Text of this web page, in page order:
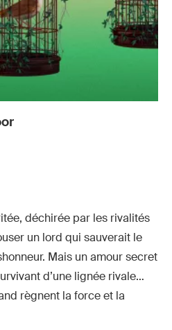
déchirée par les rivalités
un lord qui sauverait le
Mais un amour secret
d’une lignée rivale…
règnent la force et la